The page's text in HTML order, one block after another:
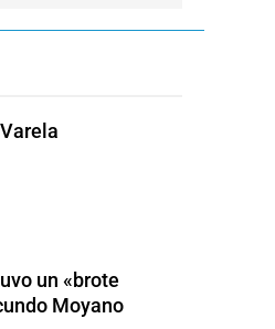
un «brote
Moyano